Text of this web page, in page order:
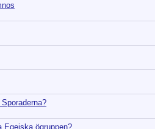
Egeiska ögruppen?